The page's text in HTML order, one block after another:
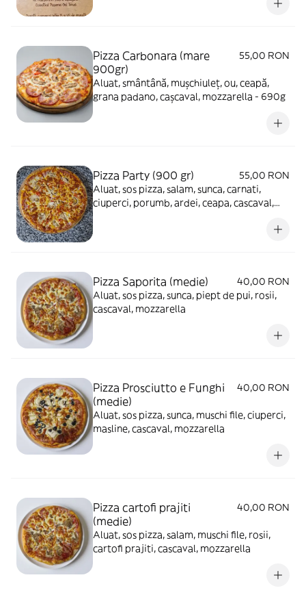
Pizza Carbonara (mare
900gr)
55,00 RON
Aluat, smântână, mușchiuleț, ou, ceapă,
grana padano, cașcaval, mozzarella - 690g
Pizza Party (900 gr)
55,00 RON
Aluat, sos pizza, salam, sunca, carnati,
ciuperci, porumb, ardei, ceapa, cascaval,
Pizza Saporita (medie)
40,00 RON
Aluat, sos pizza, sunca, piept de pui, rosii,
cascaval, mozzarella
Pizza Prosciutto e Funghi
(medie)
40,00 RON
Aluat, sos pizza, sunca, muschi file, ciuperci,
masline, cascaval, mozzarella
Pizza cartofi prajiti
(medie)
40,00 RON
Aluat, sos pizza, salam, muschi file, rosii,
cartofi prajiti, cascaval, mozzarella